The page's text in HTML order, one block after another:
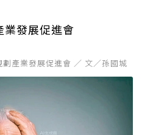
業發展促進會
劃產業發展促進會 ／ 文／孫國城